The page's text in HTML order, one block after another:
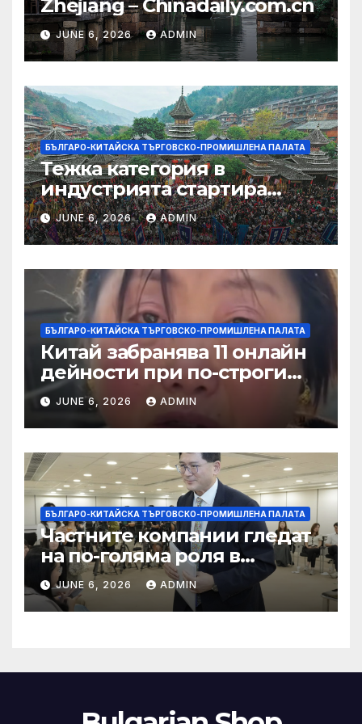
Zhejiang – Chinadaily.com.cn
JUNE 6, 2026 ADMIN
БЪЛГАРО-КИТАЙСКА ТЪРГОВСКО-ПРОМИШЛЕНА ПАЛАТА
Тежка категория в
индустрията стартира
алианс за космическа
слънчева енергия
JUNE 6, 2026 ADMIN
БЪЛГАРО-КИТАЙСКА ТЪРГОВСКО-ПРОМИШЛЕНА ПАЛАТА
Китай забранява 11 онлайн
дейности при по-строги
правила за ограничаване на
слуховете и
кибернасилниците
JUNE 6, 2026 ADMIN
БЪЛГАРО-КИТАЙСКА ТЪРГОВСКО-ПРОМИШЛЕНА ПАЛАТА
Частните компании гледат
на по-голяма роля в
стратегическата
енергетика
JUNE 6, 2026 ADMIN